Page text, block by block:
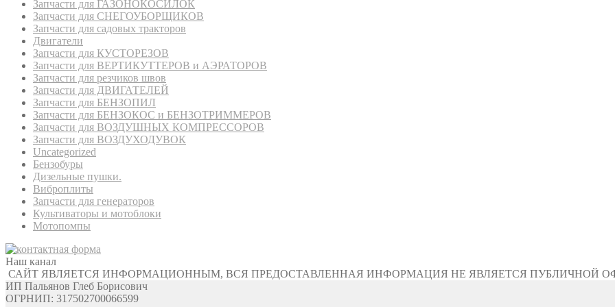
Запчасти для ГАЗОНОКОСИЛОК
Запчасти для СНЕГОУБОРЩИКОВ
Запчасти для садовых тракторов
Двигатели
Запчасти для КУСТОРЕЗОВ
Запчасти для ВЕРТИКУТТЕРОВ и АЭРАТОРОВ
Запчасти для резчиков швов
Запчасти для ДВИГАТЕЛЕЙ
Запчасти для БЕНЗОПИЛ
Запчасти для БЕНЗОКОС и БЕНЗОТРИММЕРОВ
Запчасти для ВОЗДУШНЫХ КОМПРЕССОРОВ
Запчасти для ВОЗДУХОДУВОК
Uncategorized
Бензобуры
Дизельные пушки.
Виброплиты
Запчасти для генераторов
Культиваторы и мотоблоки
Мотопомпы
Наш канал
САЙТ ЯВЛЯЕТСЯ ИНФОРМАЦИОННЫМ, ВСЯ ПРЕДОСТАВЛЕННАЯ ИНФОРМАЦИЯ НЕ ЯВЛЯЕТСЯ ПУБЛИЧНОЙ
ИП Пальянов Глеб Борисович
ОГРНИП: 317502700066599